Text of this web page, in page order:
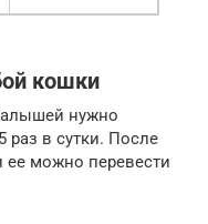
кошки
нужно
раз в сутки. После
ее можно перевести